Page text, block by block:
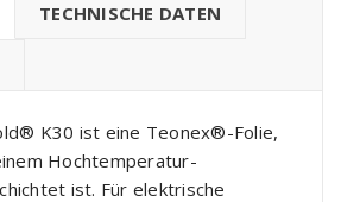
TECHNISCHE DATEN
K30 ist eine Teonex®-Folie,
Hochtemperatur-
ist. Für elektrische